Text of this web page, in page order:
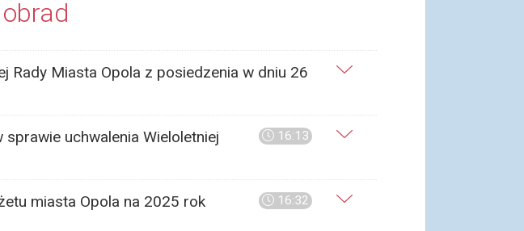
Rady Miasta Opola z posiedzenia w dniu 26
16:13
sprawie uchwalenia Wieloletniej
16:32
miasta Opola na 2025 rok